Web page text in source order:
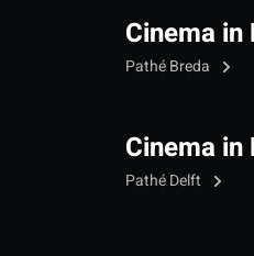
Cinema in
Pathé Breda
Cinema in
Pathé Delft